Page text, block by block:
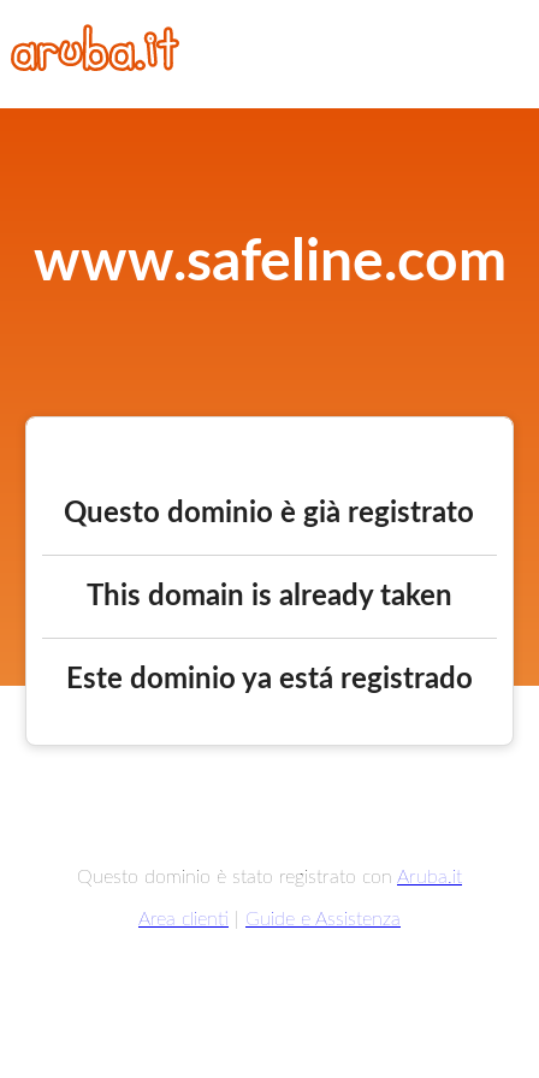
www.safeline.com
Questo dominio è già registrato
This domain is already taken
Este dominio ya está registrado
Questo dominio è stato registrato con Aruba.it
Area clienti Guide e Assistenza